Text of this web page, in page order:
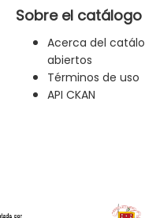
Sobre el catálogo
Acerca del
abiertos
Términos de uso
API CKAN